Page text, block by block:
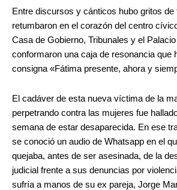
Entre discursos y cánticos hubo gritos de
retumbaron en el corazón del centro
Casa de Gobierno, Tribunales y el
conformaron una caja de resonancia que
consigna «Fátima presente, ahora y
El cadáver de esta nueva víctima de la
perpetrando contra las mujeres fue
semana de estar desaparecida. En ese
se conoció un audio de Whatsapp en el
quejaba, antes de ser asesinada, de la
judicial frente a sus denuncias por
sufría a manos de su ex pareja, Jorge